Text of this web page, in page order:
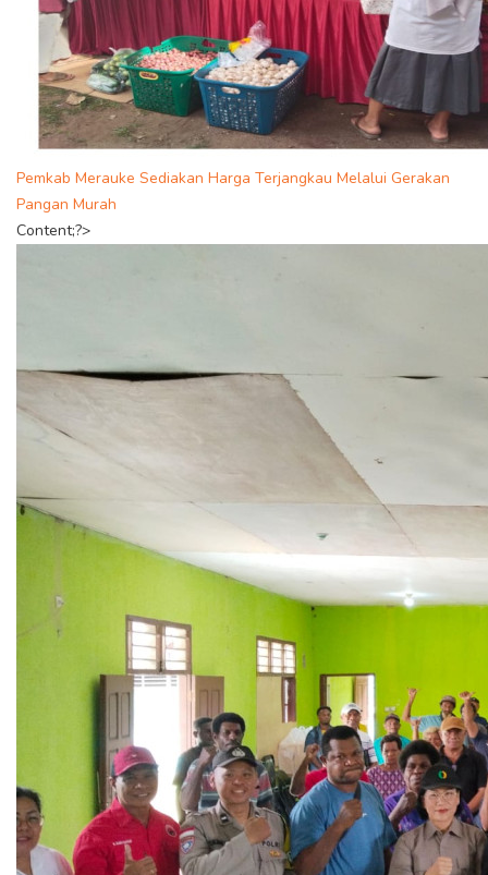
Pemkab Merauke Sediakan Harga Terjangkau Melalui Gerakan
Pangan Murah
Content;?>